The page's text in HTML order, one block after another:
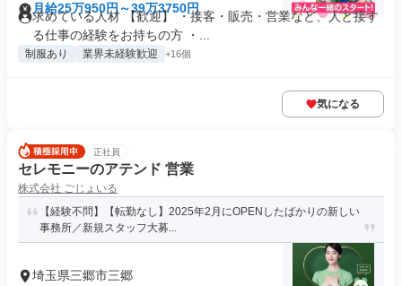
月給25万950円～39万3750円
求めている人材 【歓迎】 ・接客・販売・営業など、人と接す
る仕事の経験をお持ちの方 ・...
制服あり 業界未経験歓迎 +16個
気になる
正社員
セレモニーのアテンド 営業
株式会社 ごじょいる
【経験不問】【転勤なし】2025年2月にOPENしたばかりの新しい
事務所／新規スタッフ大募...
埼玉県三郷市三郷